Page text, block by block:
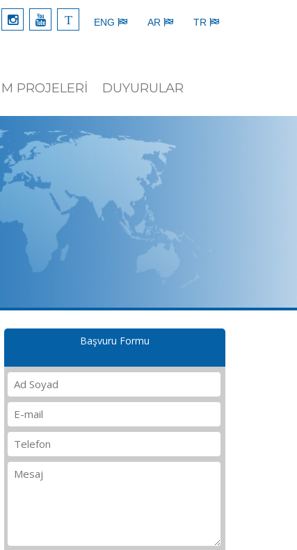
TR
AR
ENG
T
PROJELERİ DUYURULAR
Başvuru Formu